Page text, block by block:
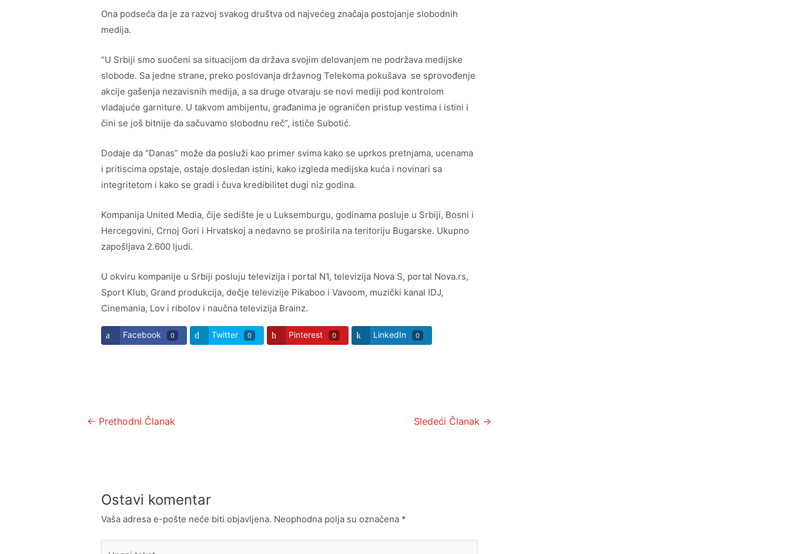
Ona podseća da je za razvoj svakog društva od najvećeg značaja postojanje slobodnih
medija.
“U Srbiji smo suočeni sa situacijom da država svojim delovanjem ne podržava medijske
slobode. Sa jedne strane, preko poslovanja državnog Telekoma pokušava se sprovođenje
akcije gašenja nezavisnih medija, a sa druge otvaraju se novi mediji pod kontrolom
vladajuće garniture. U takvom ambijentu, građanima je ograničen pristup vestima i istini i
čini se još bitnije da sačuvamo slobodnu reč”, ističe Subotić.
Dodaje da “Danas” može da posluži kao primer svima kako se uprkos pretnjama, ucenama
i pritiscima opstaje, ostaje dosledan istini, kako izgleda medijska kuća i novinari sa
integritetom i kako se gradi i čuva kredibilitet dugi niz godina.
Kompanija United Media, čije sedište je u Luksemburgu, godinama posluje u Srbiji, Bosni i
Hercegovini, Crnoj Gori i Hrvatskoj a nedavno se proširila na teritoriju Bugarske. Ukupno
zapošljava 2.600 ljudi.
U okviru kompanije u Srbiji posluju televizija i portal N1, televizija Nova S, portal Nova.rs,
Sport Klub, Grand produkcija, dečje televizije Pikaboo i Vavoom, muzički kanal IDJ,
Cinemania, Lov i ribolov i naučna televizija Brainz.
Facebook 0 Twitter 0 Pinterest 0 LinkedIn 0
Kretanje
← Prethodni Članak Sledeći Članak →
Ostavi komentar
Vaša adresa e-pošte neće biti objavljena. Neophodna polja su označena *